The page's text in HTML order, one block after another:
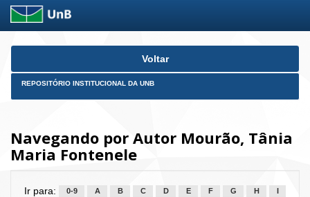
Skip
Voltar
REPOSITÓRIO INSTITUCIONAL DA UNB
Navegando por Autor Mourão, Tânia
Maria Fontenele
Ir para: 0-9 A B C D E F G H